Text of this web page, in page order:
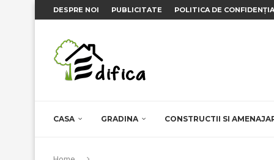
DESPRE NOI PUBLICITATE POLITICA DE
CASA GRADINA CONSTRUCTII SI